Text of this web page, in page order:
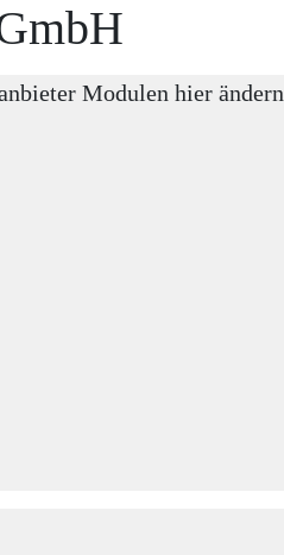
Modulen hier ändern